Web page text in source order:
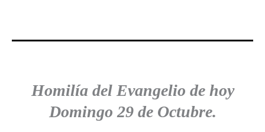
Homilía del Evangelio de hoy
Domingo 29 de Octubre.